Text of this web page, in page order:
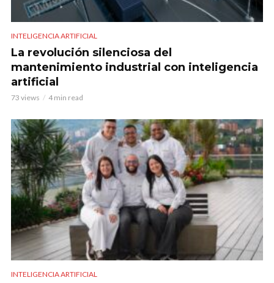
INTELIGENCIA ARTIFICIAL
La revolución silenciosa del
mantenimiento industrial con inteligencia
artificial
73 views 4 min read
INTELIGENCIA ARTIFICIAL